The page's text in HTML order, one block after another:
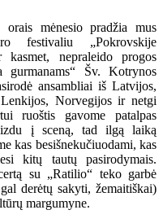
mėnesio pradžia mus
festivaliu „Pokrovskije
nepraleido progos
gurmanams“ Šv. Kotrynos
ansambliai iš Latvijos,
Norvegijos ir netgi
ruoštis gavome patalpas
į sceną, tad ilgą laiką
kas besišnekučiuodami, kas
kitų tautų pasirodymais.
su „Ratilio“ teko garbė
derėtų sakyti, žemaitiškai)
margumyne.